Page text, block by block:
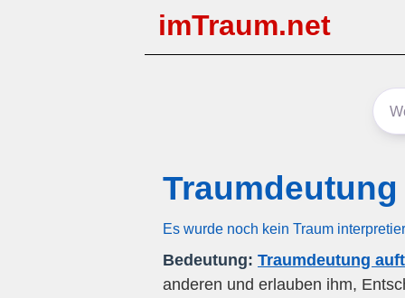
imTraum.net
Es wurde noch kein Traum
Bedeutung: Traumdeutung
anderen und erlauben ihm,